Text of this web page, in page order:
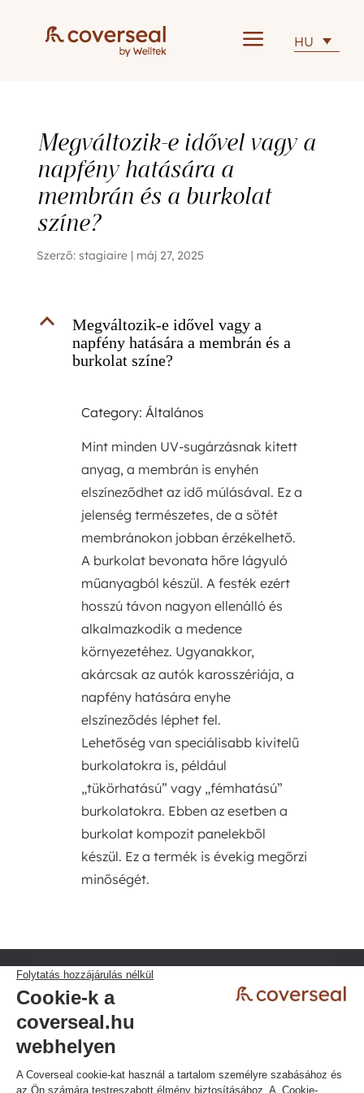
a HU
Megváltozik-e idővel vagy a
napfény hatására a
membrán és a burkolat
színe?
Szerző: stagiaire| máj 27, 2025
B
Megváltozik-e idővel vagy a
napfény hatására a membrán és a
burkolat színe?
Category: Általános
Mint minden UV-sugárzásnak kitett
anyag, a membrán is enyhén
elszíneződhet az idő múlásával. Ez a
jelenség természetes, de a sötét
membránokon jobban érzékelhető.
A burkolat bevonata hőre lágyuló
műanyagból készül. A festék ezért
hosszú távon nagyon ellenálló és
alkalmazkodik a medence
környezetéhez. Ugyanakkor,
akárcsak az autók karosszériája, a
napfény hatására enyhe
elszíneződés léphet fel.
Lehetőség van speciálisabb kivitelű
burkolatokra is, például
„tükörhatású” vagy „fémhatású”
burkolatokra. Ebben az esetben a
burkolat kompozit panelekből
készül. Ez a termék is évekig megőrzi
minőségét.